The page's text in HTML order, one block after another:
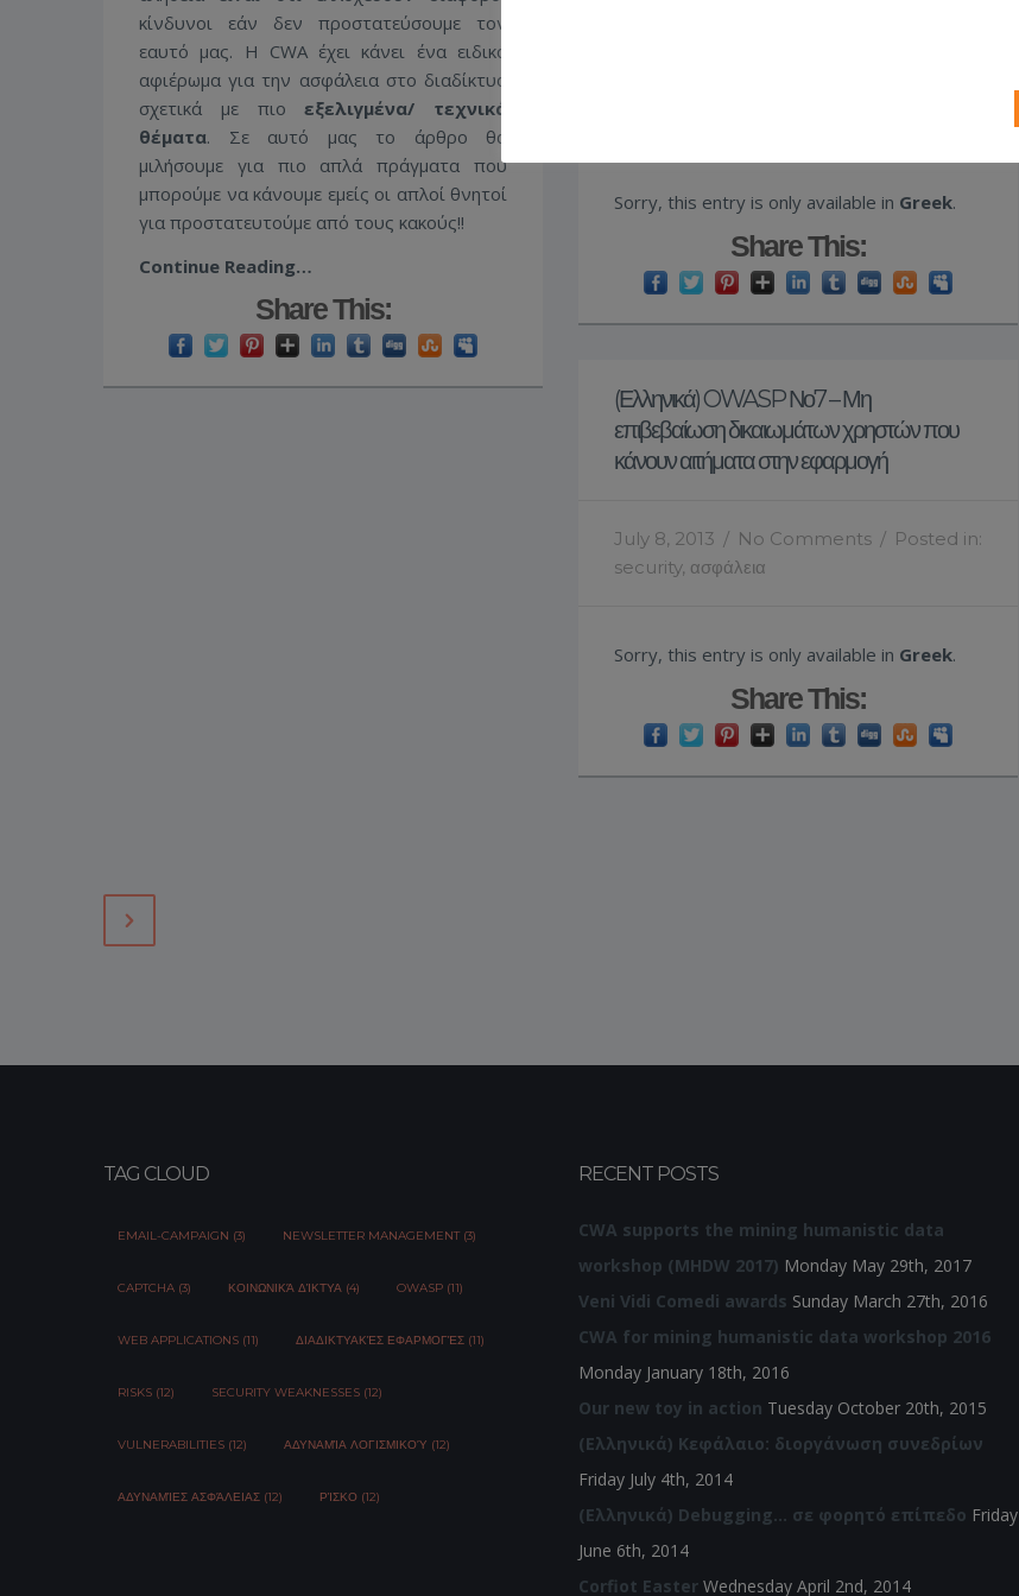
κίνδυνοι εάν δεν προστατεύσουμε τον
εαυτό μας. Η CWA έχει κάνει ένα ειδικό
αφιέρωμα για την ασφάλεια στο διαδίκτυο
σχετικά με πιοεξελιγμένα/ τεχνικά
θέματα. Σε αυτό μας το άρθρο θα
μιλήσουμε για πιο απλά πράγματα που
μπορούμε να κάνουμε εμείς οι απλοί θνητοί
για προστατευτούμε από τους κακούς!!
Continue Reading…
Share This:
Sorry, this entry is only available in Greek.
Share This:
(Ελληνικά) OWASP Νο7 – Μη
επιβεβαίωση δικαιωμάτων χρηστών που
κάνουν αιτήματα στην εφαρμογή
July 8, 2013 / No Comments / Posted in:
security, ασφάλεια
Sorry, this entry is only available in Greek.
Share This:
TAG CLOUD
EMAIL-CAMPAIGN (3) NEWSLETTER MANAGEMENT (3)
CAPTCHA (3) ΚΟΙΝΩΝΙΚΆ ΔΊΚΤΥΑ (4) OWASP (11)
WEB APPLICATIONS (11) ΔΙΑΔΙΚΤΥΑΚΈΣ ΕΦΑΡΜΟΓΈΣ (11)
RISKS (12) SECURITY WEAKNESSES (12)
VULNERABILITIES (12) ΑΔΥΝΑΜΊΑ ΛΟΓΙΣΜΙΚΟΎ (12)
ΑΔΥΝΑΜΊΕΣ ΑΣΦΆΛΕΙΑΣ (12) ΡΊΣΚΟ (12)
RECENT POSTS
CWA supports the mining humanistic data
workshop (MHDW 2017) Monday May 29th, 2017
Veni Vidi Comedi awards Sunday March 27th, 2016
CWA for mining humanistic data workshop 2016
Monday January 18th, 2016
Our new toy in action Tuesday October 20th, 2015
(Ελληνικά) Κεφάλαιο: διοργάνωση συνεδρίων
Friday July 4th, 2014
(Ελληνικά) Debugging… σε φορητό επίπεδο Friday
June 6th, 2014
Corfiot Easter Wednesday April 2nd, 2014